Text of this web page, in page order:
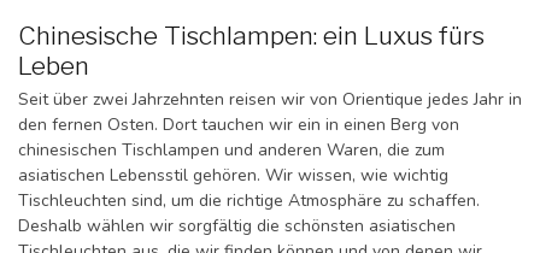
Chinesische Tischlampen: ein Luxus fürs
Leben
Seit über zwei Jahrzehnten reisen wir von Orientique jedes Jahr in
den fernen Osten. Dort tauchen wir ein in einen Berg von
chinesischen Tischlampen und anderen Waren, die zum
asiatischen Lebensstil gehören. Wir wissen, wie wichtig
Tischleuchten sind, um die richtige Atmosphäre zu schaffen.
Deshalb wählen wir sorgfältig die schönsten asiatischen